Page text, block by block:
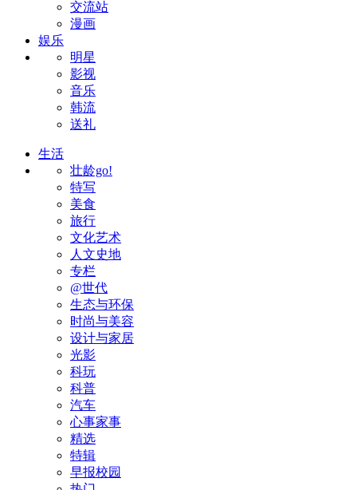
交流站
漫画
娱乐
明星
影视
音乐
韩流
送礼
生活
壮龄go!
特写
美食
旅行
文化艺术
人文史地
专栏
@世代
生态与环保
时尚与美容
设计与家居
光影
科玩
科普
汽车
心事家事
精选
特辑
早报校园